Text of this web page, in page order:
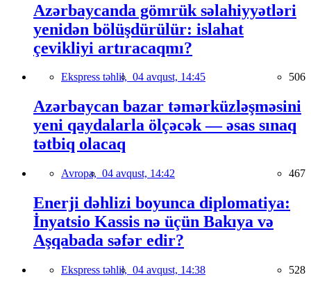
Azərbaycanda gömrük səlahiyyətləri
yenidən bölüşdürülür: islahat
çevikliyi artıracaqmı?
Ekspress təhlil, 04 avqust, 14:45 506
Azərbaycan bazar təmərküzləşməsini
yeni qaydalarla ölçəcək — əsas sınaq
tətbiq olacaq
Avropa, 04 avqust, 14:42 467
Enerji dəhlizi boyunca diplomatiya:
İnyatsio Kassis nə üçün Bakıya və
Aşqabada səfər edir?
Ekspress təhlil, 04 avqust, 14:38 528